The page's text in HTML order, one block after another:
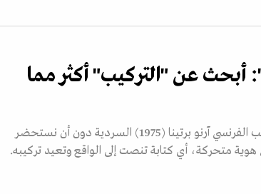
أبحث عن "التركيب" أكثر مما
لا يمكن الحديث عن تجربة الكاتب الفرنسي آرنو برتينا (1975) السردية دون أن نستحضر
هوية متحركة، أي كتابة تنصت إلى الواقع وتعيد تركيبه.